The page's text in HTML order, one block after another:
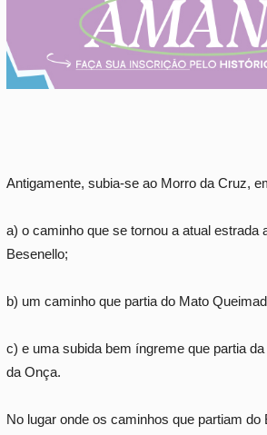
Antigamente, subia-se ao Morro da Cruz,
a) o caminho que se tornou a atual estrada
Besenello;
b) um caminho que partia do Mato
c) e uma subida bem íngreme que partia
da Onça.
No lugar onde os caminhos que partiam do